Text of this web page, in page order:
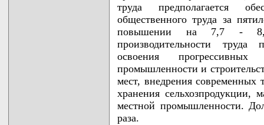
труда предполагается
общественного труда за
повышении на 7,7 -
производительности труда
освоения
промышленности и
мест, внедрения современных
хранения сельхозпродукции,
местной промышленности.
раза.